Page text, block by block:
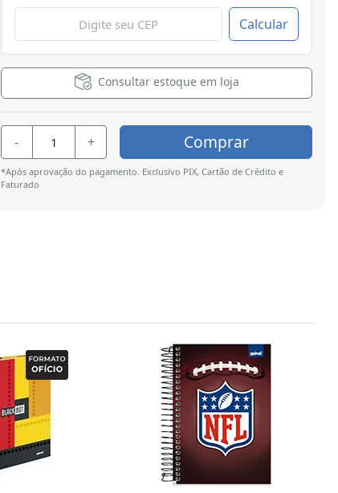
Calcular
Consultar estoque em loja
- + Comprar
*Após aprovação do pagamento. Exclusivo PIX, Cartão de Crédito e
Faturado